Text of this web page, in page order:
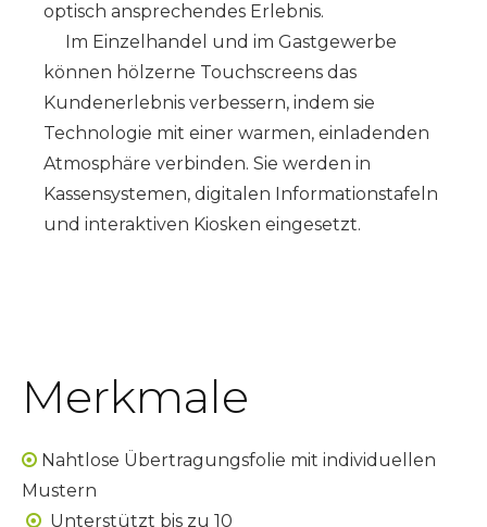
optisch ansprechendes Erlebnis.
Im Einzelhandel und im Gastgewerbe
können hölzerne Touchscreens das
Kundenerlebnis verbessern, indem sie
Technologie mit einer warmen, einladenden
Atmosphäre verbinden. Sie werden in
Kassensystemen, digitalen Informationstafeln
und interaktiven Kiosken eingesetzt.
Merkmale
 Nahtlose Übertragungsfolie mit individuellen
Mustern
 Unterstützt bis zu 10